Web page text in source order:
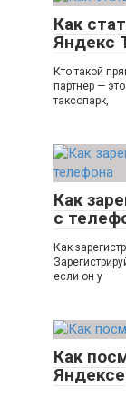
Как
Яндекс
Кто такой
партнёр —
таксопарк,
Как
с
Как
если он у
Как
Яндексе